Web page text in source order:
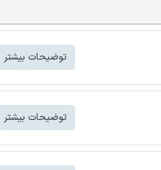
توضیحات بیشتر
توضیحات بیشتر